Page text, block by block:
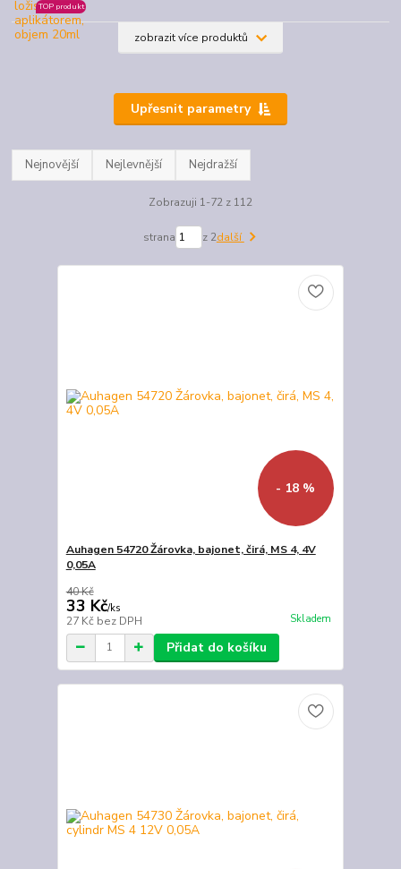
TOP produkt
zobrazit více produktů
Upřesnit parametry
Nejnovější Nejlevnější Nejdražší
Zobrazuji 1-72 z 112
strana z 2další
- 18 %
Auhagen 54720 Žárovka, bajonet, čirá, MS 4, 4V
0,05A
40 Kč
33 Kč/ks
27 Kč bez DPH Skladem
Přidat do košíku